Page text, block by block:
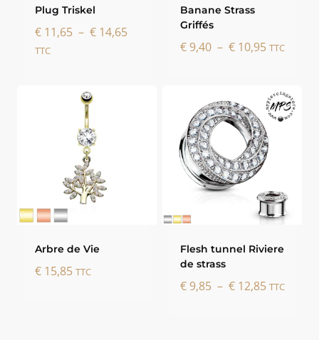
Plug Triskel
€11,65 – €14,65Plage
TTC
Banane Strass
Griffés
€9,40 – €10,95Plage
€ 9,40
à
€ 10,95
TTC
Arbre de Vie
€15,85 TTC
Flesh tunnel Riviere
de strass
€9,85 – €12,85Plage
TTC